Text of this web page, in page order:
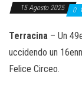
15 Agosto 2025 0
Terracina – Un
uccidendo un
Felice Circeo.